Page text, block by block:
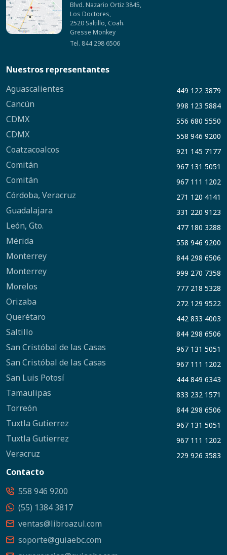
Blvd. Nazario Ortiz 3845,
Los Doctores,
2520 Saltillo, Coah.
Gresse Monkey
Tel. 844 298 6506
Nuestros representantes
Aguascalientes
449 122 3879
Cancún 998 123 5884
CDMX 556 680 5550
CDMX 558 946 9200
Coatzacoalcos 921 145 7177
Comitán 967 131 5051
Comitán 967 111 1202
Córdoba, Veracruz 271 120 4141
Guadalajara 331 220 9123
León, Gto. 477 180 3288
Mérida 558 946 9200
Monterrey 844 298 6506
Monterrey 999 270 7358
Morelos 777 218 5328
Orizaba 272 129 9522
Querétaro 442 833 4003
Saltillo 844 298 6506
San Cristóbal de las Casas 967 131 5051
San Cristóbal de las Casas 967 111 1202
San Luis Potosí 444 849 6343
Tamaulipas 833 232 1571
Torreón 844 298 6506
Tuxtla Gutierrez 967 131 5051
Tuxtla Gutierrez 967 111 1202
Veracruz 229 926 3583
Contacto
558 946 9200
(55) 1384 3817
ventas@libroazul.com
soporte@guiaebc.com